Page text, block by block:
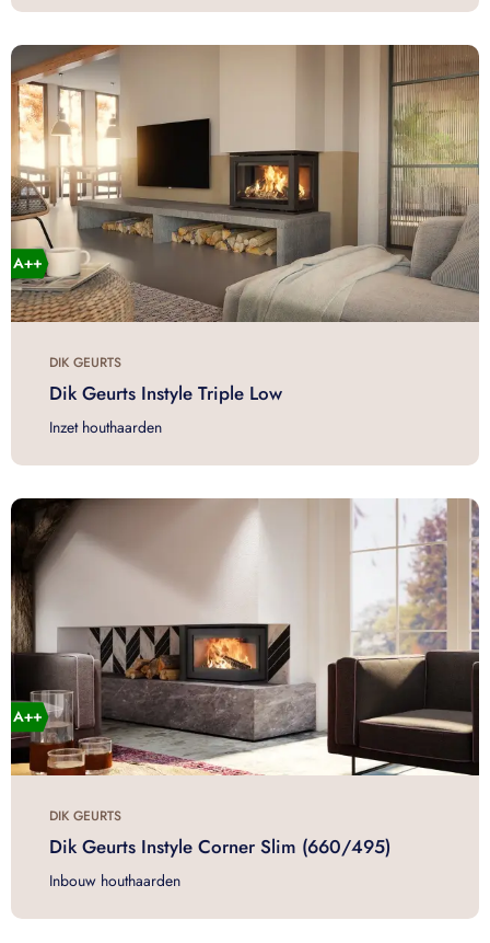
DIK GEURTS
Dik Geurts Instyle Triple Low
Inzet houthaarden
DIK GEURTS
Dik Geurts Instyle Corner Slim (660/495)
Inbouw houthaarden